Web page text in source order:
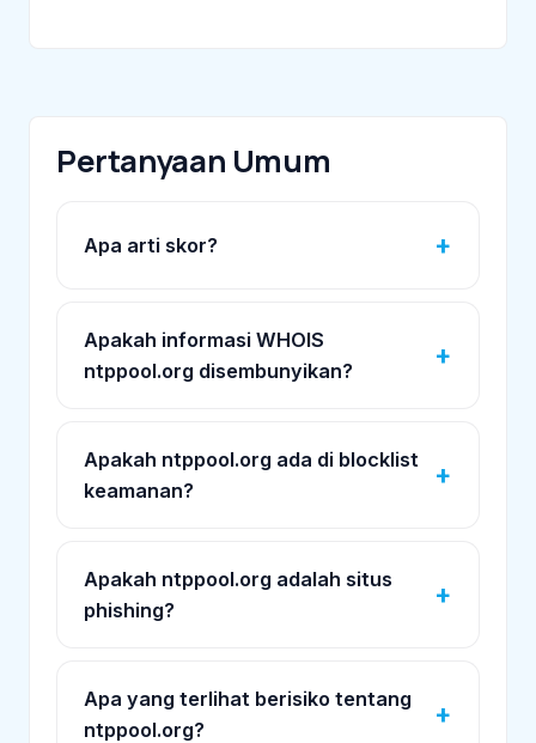
Pertanyaan Umum
Apa arti skor?
Apakah informasi WHOIS
ntppool.org disembunyikan?
Apakah ntppool.org ada di blocklist
keamanan?
Apakah ntppool.org adalah situs
phishing?
Apa yang terlihat berisiko tentang
ntppool.org?